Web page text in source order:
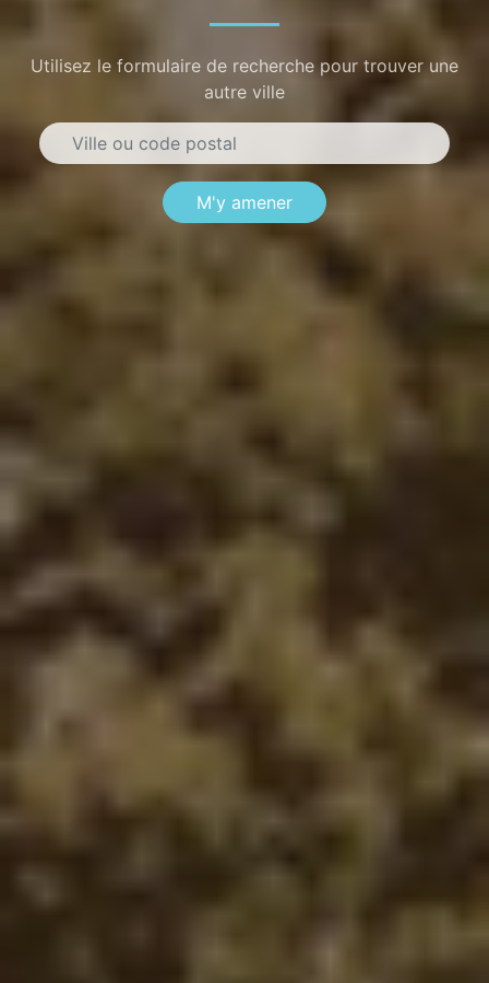
Utilisez le formulaire de recherche pour trouver une
autre ville
M'y amener